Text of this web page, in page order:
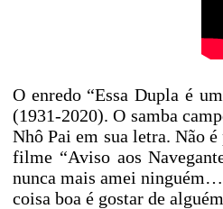
O enredo “Essa Dupla é
(1931-2020). O samba
Nhô Pai em sua letra. Não
filme “Aviso aos
nunca mais amei
coisa boa é gostar de